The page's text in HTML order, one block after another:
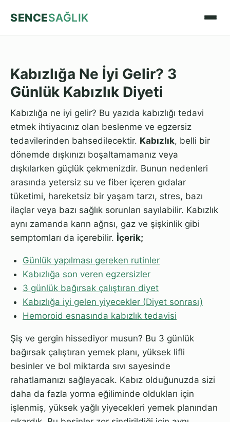
SENCESAĞLIK
Kabızlığa Ne İyi Gelir? 3
Günlük Kabızlık Diyeti
Kabızlığa ne iyi gelir? Bu yazıda kabızlığı tedavi
etmek ihtiyacınız olan beslenme ve egzersiz
tedavilerinden bahsedilecektir. Kabızlık, belli bir
dönemde dışkınızı boşaltamamanız veya
dışkılarken güçlük çekmenizdir. Bunun nedenleri
arasında yetersiz su ve fiber içeren gıdalar
tüketimi, hareketsiz bir yaşam tarzı, stres, bazı
ilaçlar veya bazı sağlık sorunları sayılabilir. Kabızlık
aynı zamanda karın ağrısı, gaz ve şişkinlik gibi
semptomları da içerebilir. İçerik;
Günlük yapılması gereken rutinler
Kabızlığa son veren egzersizler
3 günlük bağırsak çalıştıran diyet
Kabızlığa iyi gelen yiyecekler (Diyet sonrası)
Hemoroid esnasında kabızlık tedavisi
Şiş ve gergin hissediyor musun? Bu 3 günlük
bağırsak çalıştıran yemek planı, yüksek lifli
besinler ve bol miktarda sıvı sayesinde
rahatlamanızı sağlayacak. Kabız olduğunuzda sizi
daha da fazla yorma eğiliminde oldukları için
işlenmiş, yüksek yağlı yiyecekleri yemek planından